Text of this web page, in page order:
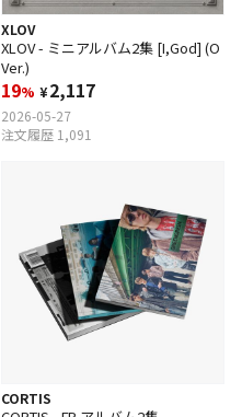
XLOV
XLOV - ミニアルバム2集 [I,God] (O
Ver.)
19% ¥2,117
2026-05-27
注文履歴 1,091
CORTIS